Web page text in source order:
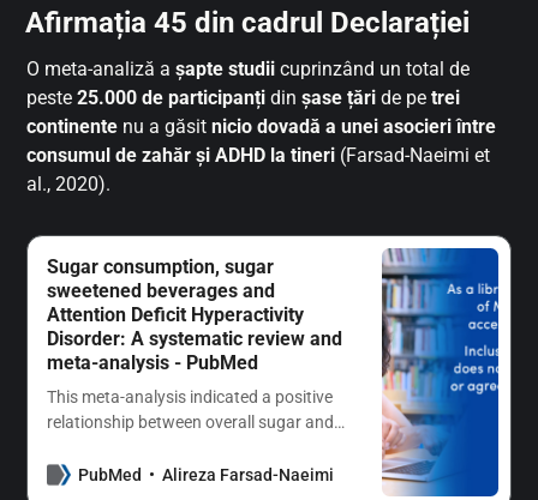
Afirmația 45 din cadrul Declarației
O meta-analiză așapte studii cuprinzând un total de
peste25.000 de participanțidinșase țări de petrei
continente nu a găsitnicio dovadă a unei asocieri între
consumul de zahăr și ADHD la tineri (Farsad-Naeimi et
al., 2020).
Sugar consumption, sugar
sweetened beverages and
Attention Deficit Hyperactivity
Disorder: A systematic review and
meta-analysis - PubMed
This meta-analysis indicated a positive
relationship between overall sugar and
consumption and symptoms of ADHD;
PubMed Alireza Farsad-Naeimi